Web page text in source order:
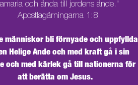
och ända till jordens ände."
Apostlagärningarna 1:8
människor bli förnyade och uppfyllda
Helige Ande och med kraft gå i sin
och med kärlek gå till nationerna för
att berätta om Jesus.